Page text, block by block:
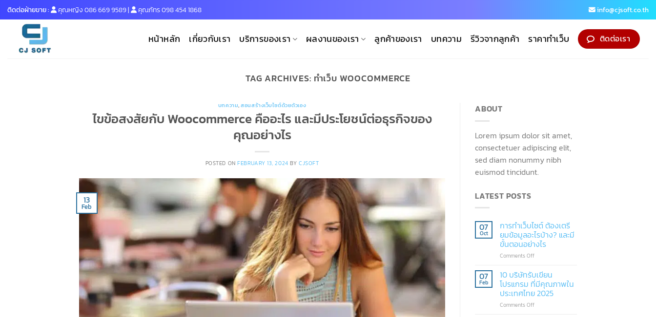
Skip
to
content
ติดต่อฝ่ายขาย : คุณหญิง 086 669 9589| คุณภัทร098 454 1868 info@cjsoft.co.th
หน้าหลัก เกี่ยวกับเรา บริการของเรา ผลงานของเรา ลูกค้าของเรา บทความ รีวิวจากลูกค้า ราคาทำเว็บ ติดต่อเรา
TAG ARCHIVES: ทำเว็บ WOOCOMMERCE
บทความ,สอนสร้างเว็บไซต์ด้วยตัวเอง
ไขข้อสงสัยกับ Woocommerce คืออะไร และมีประโยชน์ต่อธุรกิจของ
คุณอย่างไร
POSTED ONFEBRUARY 13, 2024 BY CJSOFT
13
Feb
ABOUT
Lorem ipsum dolor sit amet,
consectetuer adipiscing elit,
sed diam nonummy nibh
euismod tincidunt.
LATEST POSTS
07
Oct
การทำเว็บไซต์ ต้องเตรี
ยมข้อมูลอะไรบ้าง? และมี
ขั้นตอนอย่างไร
Comments Off
ทำ
เว็บไซต์
ต้องเต
รี
07
Feb
10 บริษัทรับเขียน
โปรแกรม ที่มีคุณภาพใน
ประเทศไทย 2025
Comments Off